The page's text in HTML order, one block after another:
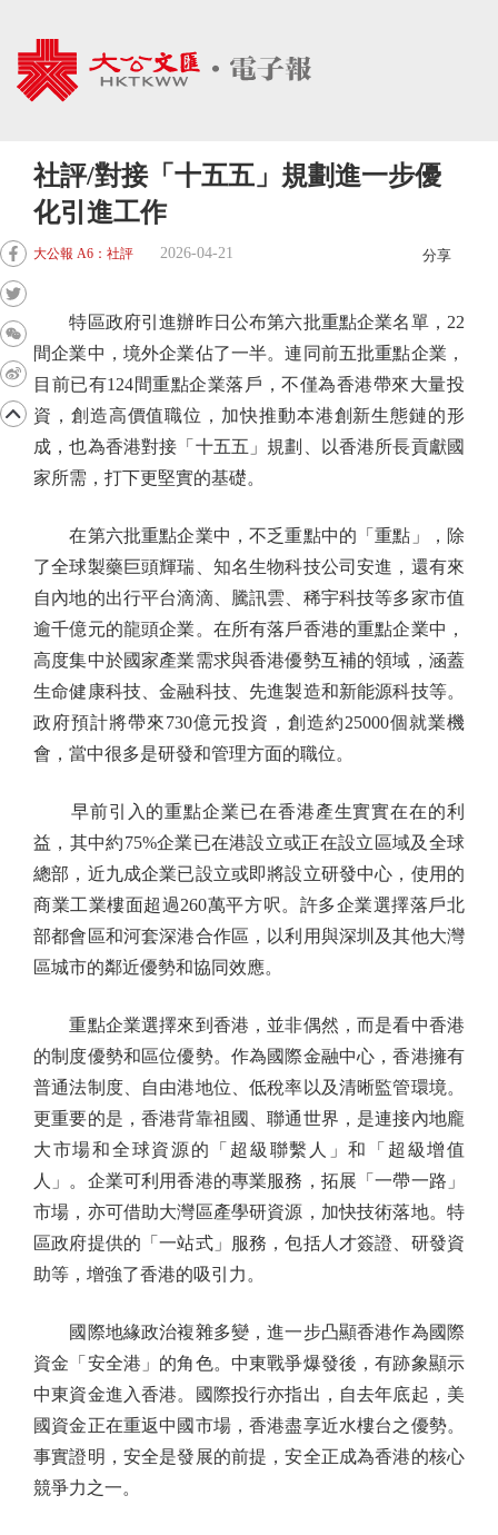
社評/對接「十五五」規劃進一步優
化引進工作
大公報 A6：社評 2026-04-21 分享
特區政府引進辦昨日公布第六批重點企業名單，22
間企業中，境外企業佔了一半。連同前五批重點企業，
目前已有124間重點企業落戶，不僅為香港帶來大量投
資，創造高價值職位，加快推動本港創新生態鏈的形
成，也為香港對接「十五五」規劃、以香港所長貢獻國
家所需，打下更堅實的基礎。
在第六批重點企業中，不乏重點中的「重點」，除
了全球製藥巨頭輝瑞、知名生物科技公司安進，還有來
自內地的出行平台滴滴、騰訊雲、稀宇科技等多家市值
逾千億元的龍頭企業。在所有落戶香港的重點企業中，
高度集中於國家產業需求與香港優勢互補的領域，涵蓋
生命健康科技、金融科技、先進製造和新能源科技等。
政府預計將帶來730億元投資，創造約25000個就業機
會，當中很多是研發和管理方面的職位。
早前引入的重點企業已在香港產生實實在在的利
益，其中約75%企業已在港設立或正在設立區域及全球
總部，近九成企業已設立或即將設立研發中心，使用的
商業工業樓面超過260萬平方呎。許多企業選擇落戶北
部都會區和河套深港合作區，以利用與深圳及其他大灣
區城市的鄰近優勢和協同效應。
重點企業選擇來到香港，並非偶然，而是看中香港
的制度優勢和區位優勢。作為國際金融中心，香港擁有
普通法制度、自由港地位、低稅率以及清晰監管環境。
更重要的是，香港背靠祖國、聯通世界，是連接內地龐
大市場和全球資源的「超級聯繫人」和「超級增值
人」。企業可利用香港的專業服務，拓展「一帶一路」
市場，亦可借助大灣區產學研資源，加快技術落地。特
區政府提供的「一站式」服務，包括人才簽證、研發資
助等，增強了香港的吸引力。
國際地緣政治複雜多變，進一步凸顯香港作為國際
資金「安全港」的角色。中東戰爭爆發後，有跡象顯示
中東資金進入香港。國際投行亦指出，自去年底起，美
國資金正在重返中國市場，香港盡享近水樓台之優勢。
事實證明，安全是發展的前提，安全正成為香港的核心
競爭力之一。